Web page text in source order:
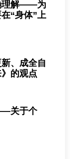
理解——为
“身体”上
、成全自
的观点
关于个